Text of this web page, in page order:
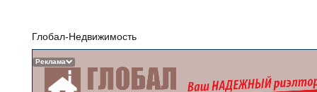
Реклама
Глобал-Недвижимость